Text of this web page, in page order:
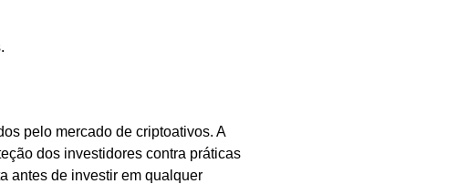
pelo mercado de criptoativos. A
dos investidores contra práticas
antes de investir em qualquer